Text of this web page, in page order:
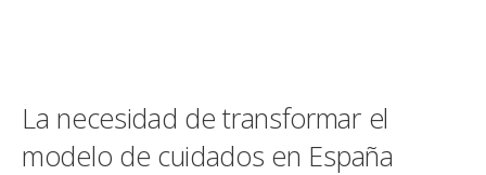
La necesidad de transformar el
modelo de cuidados en España